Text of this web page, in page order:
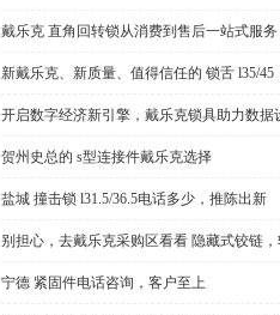
戴乐克 直角回转锁从消费到售后一站式服务
新戴乐克、新质量、值得信任的 锁舌 l35/45
开启数字经济新引擎，戴乐克锁具助力数据
贺州史总的 s型连接件戴乐克选择
盐城 撞击锁 l31.5/36.5电话多少，推陈出新
别担心，去戴乐克采购区看看 隐藏式铰链
宁德 紧固件电话咨询，客户至上